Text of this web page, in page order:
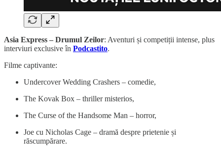
Asia Express – Drumul Zeilor: Aventuri și competiții intense, plus
interviuri exclusive în Podcastito.
Filme captivante:
Undercover Wedding Crashers – comedie,
The Kovak Box – thriller misterios,
The Curse of the Handsome Man – horror,
Joe cu Nicholas Cage – dramă despre prietenie și
răscumpărare.